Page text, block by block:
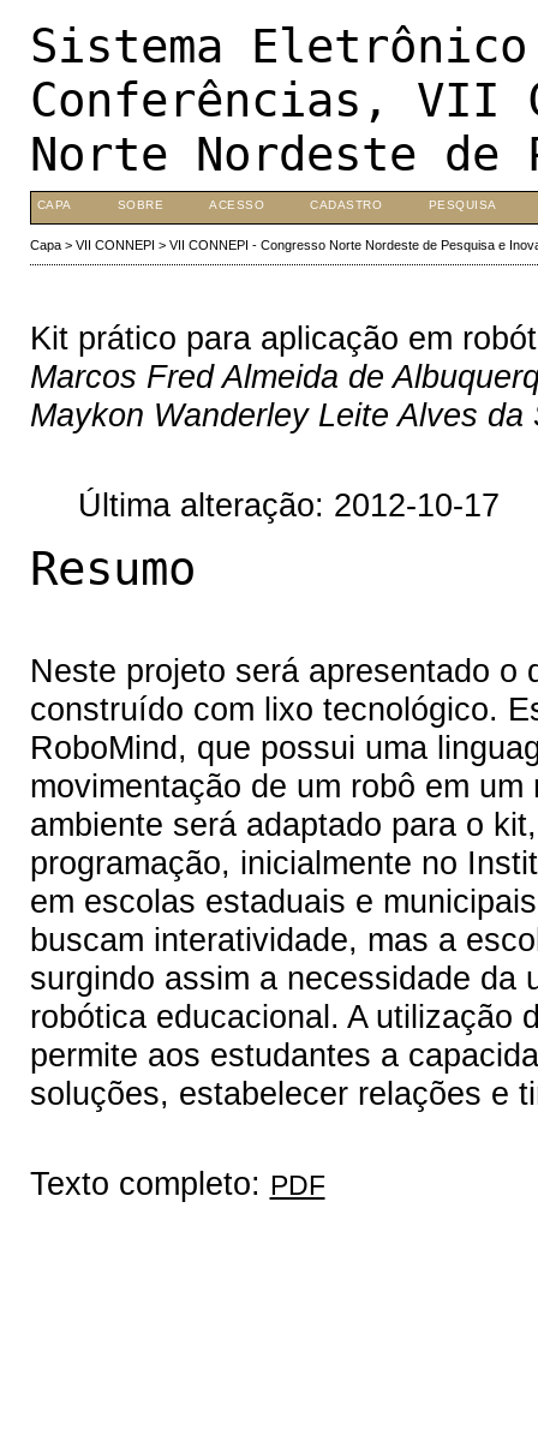
Sistema
Conferências, VII
Norte Nordeste de
CAPA SOBRE ACESSO CADASTRO PESQUISA
Capa> VII CONNEPI > VII CONNEPI - Congresso Norte Nordeste de Pesquisa e
Kit prático para aplicação em
Marcos Fred Almeida de
Maykon Wanderley Leite Alves da
Última alteração: 2012-10-17
Resumo
Neste projeto será apresentado o
construído com lixo tecnológico.
RoboMind, que possui uma
movimentação de um robô em
ambiente será adaptado para o
programação, inicialmente no
em escolas estaduais e
buscam interatividade, mas a
surgindo assim a necessidade da
robótica educacional. A utilização
permite aos estudantes a
soluções, estabelecer relações e
Texto completo: PDF